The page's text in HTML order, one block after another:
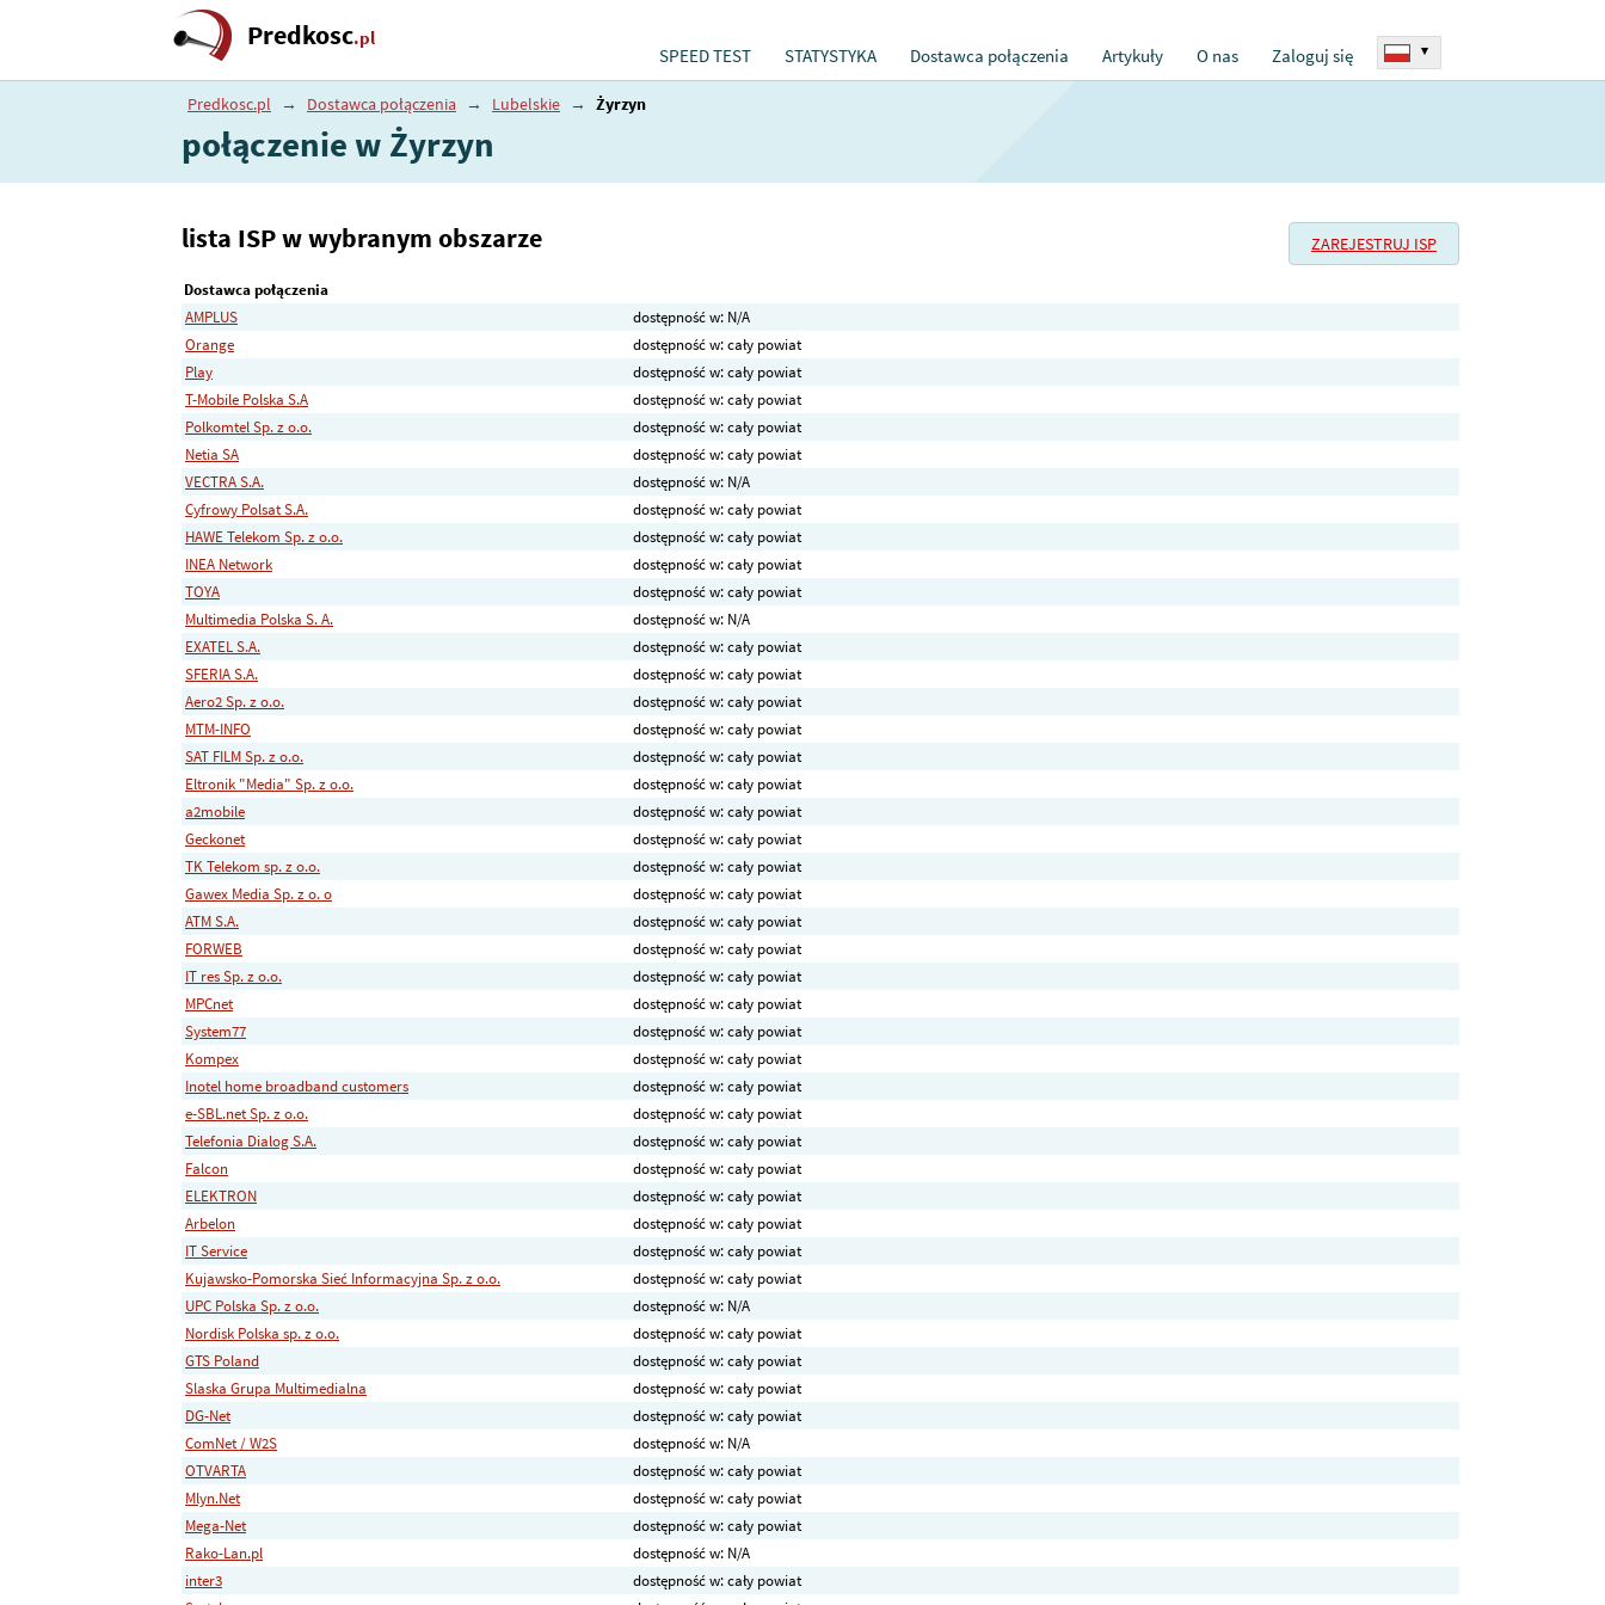
Predkosc.pl
SPEED TEST STATYSTYKA Dostawca połączenia Artykuły O nas Zaloguj się ▾
Predkosc.pl → Dostawca połączenia → Lubelskie → Żyrzyn
połączenie w Żyrzyn
ZAREJESTRUJ ISP
lista ISP w wybranym obszarze
Dostawca połączenia
AMPLUS
dostępność w: N/A
Orange
dostępność w: cały powiat
Play
dostępność w: cały powiat
T-Mobile Polska S.A
dostępność w: cały powiat
Polkomtel Sp. z o.o.
dostępność w: cały powiat
Netia SA
dostępność w: cały powiat
VECTRA S.A.
dostępność w: N/A
Cyfrowy Polsat S.A.
dostępność w: cały powiat
HAWE Telekom Sp. z o.o.
dostępność w: cały powiat
INEA Network
dostępność w: cały powiat
TOYA
dostępność w: cały powiat
Multimedia Polska S. A.
dostępność w: N/A
EXATEL S.A.
dostępność w: cały powiat
SFERIA S.A.
dostępność w: cały powiat
Aero2 Sp. z o.o.
dostępność w: cały powiat
MTM-INFO
dostępność w: cały powiat
SAT FILM Sp. z o.o.
dostępność w: cały powiat
Eltronik "Media" Sp. z o.o.
dostępność w: cały powiat
a2mobile
dostępność w: cały powiat
Geckonet
dostępność w: cały powiat
TK Telekom sp. z o.o.
dostępność w: cały powiat
Gawex Media Sp. z o. o
dostępność w: cały powiat
ATM S.A.
dostępność w: cały powiat
FORWEB
dostępność w: cały powiat
IT res Sp. z o.o.
dostępność w: cały powiat
MPCnet
dostępność w: cały powiat
System77
dostępność w: cały powiat
Kompex
dostępność w: cały powiat
Inotel home broadband customers
dostępność w: cały powiat
e-SBL.net Sp. z o.o.
dostępność w: cały powiat
Telefonia Dialog S.A.
dostępność w: cały powiat
Falcon
dostępność w: cały powiat
ELEKTRON
dostępność w: cały powiat
Arbelon
dostępność w: cały powiat
IT Service
dostępność w: cały powiat
Kujawsko-Pomorska Sieć Informacyjna Sp. z o.o.
dostępność w: cały powiat
UPC Polska Sp. z o.o.
dostępność w: N/A
Nordisk Polska sp. z o.o.
dostępność w: cały powiat
GTS Poland
dostępność w: cały powiat
Slaska Grupa Multimedialna
dostępność w: cały powiat
DG-Net
dostępność w: cały powiat
ComNet / W2S
dostępność w: N/A
OTVARTA
dostępność w: cały powiat
Mlyn.Net
dostępność w: cały powiat
Mega-Net
dostępność w: cały powiat
Rako-Lan.pl
dostępność w: N/A
inter3
dostępność w: cały powiat